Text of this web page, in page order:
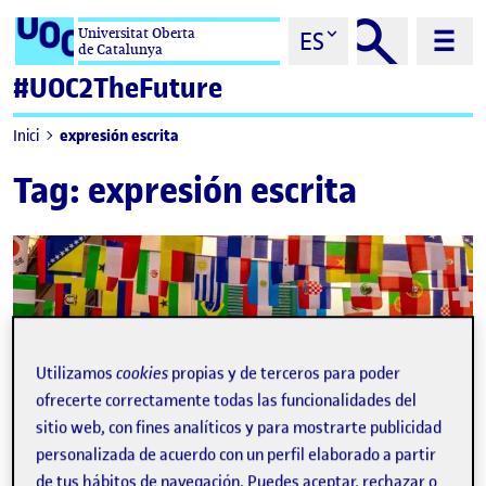
Saltar al contenidoUniversitat Oberta
de Catalunya
ES
#UOC2TheFuture
Inici expresión escrita
Tag: expresión escrita
Utilizamoscookies propias y de terceros para poder
ofrecerte correctamente todas las funcionalidades del
sitio web, con fines analíticos y para mostrarte publicidad
personalizada de acuerdo con un perfil elaborado a partir